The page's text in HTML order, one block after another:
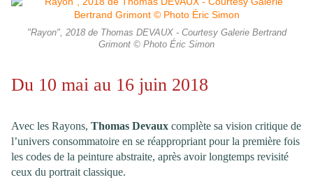
"Rayon", 2018 de Thomas DEVAUX - Courtesy Galerie Bertrand
Grimont © Photo Éric Simon
Du 10 mai au 16 juin 2018
Avec les Rayons, Thomas Devaux complète sa vision critique de
l’univers consommatoire en se réappropriant pour la première fois
les codes de la peinture abstraite, après avoir longtemps revisité
ceux du portrait classique.